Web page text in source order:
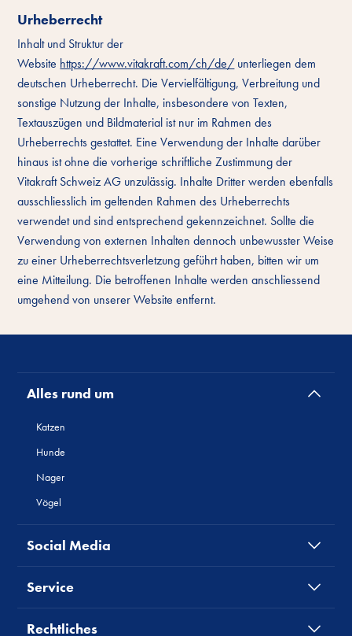
Urheberrecht
Inhalt und Struktur der
Website https://www.vitakraft.com/ch/de/ unterliegen dem
deutschen Urheberrecht. Die Vervielfältigung, Verbreitung und
sonstige Nutzung der Inhalte, insbesondere von Texten,
Textauszügen und Bildmaterial ist nur im Rahmen des
Urheberrechts gestattet. Eine Verwendung der Inhalte darüber
hinaus ist ohne die vorherige schriftliche Zustimmung der
Vitakraft Schweiz AG unzulässig. Inhalte Dritter werden ebenfalls
ausschliesslich im geltenden Rahmen des Urheberrechts
verwendet und sind entsprechend gekennzeichnet. Sollte die
Verwendung von externen Inhalten dennoch unbewusster Weise
zu einer Urheberrechtsverletzung geführt haben, bitten wir um
eine Mitteilung. Die betroffenen Inhalte werden anschliessend
umgehend von unserer Website entfernt.
Alles rund um
Katzen
Hunde
Nager
Vögel
Social Media
Service
Rechtliches